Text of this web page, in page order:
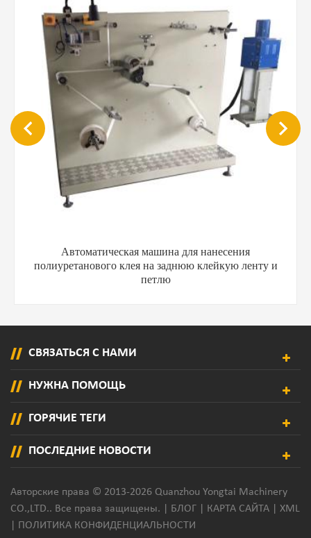
Автоматическая машина для нанесения
полиуретанового клея на заднюю клейкую ленту и
петлю
СВЯЗАТЬСЯ С НАМИ
НУЖНА ПОМОЩЬ
ГОРЯЧИЕ ТЕГИ
ПОСЛЕДНИЕ НОВОСТИ
Авторские права © 2013-2026 Quanzhou Yongtai Machinery
CO.,LTD.. Все права защищены. | БЛОГ КАРТА САЙТА
XML
ПОЛИТИКА КОНФИДЕНЦИАЛЬНОСТИ